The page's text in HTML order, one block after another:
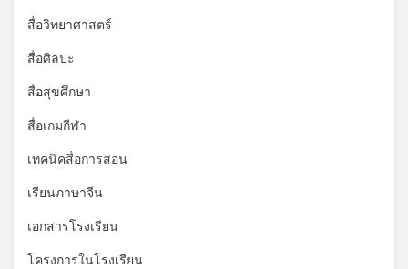
สื่อวิทยาศาสตร์
สื่อศิลปะ
สื่อสุขศึกษา
สื่อเกมกีฬา
เทคนิคสื่อการสอน
เรียนภาษาจีน
เอกสารโรงเรียน
โครงการในโรงเรียน